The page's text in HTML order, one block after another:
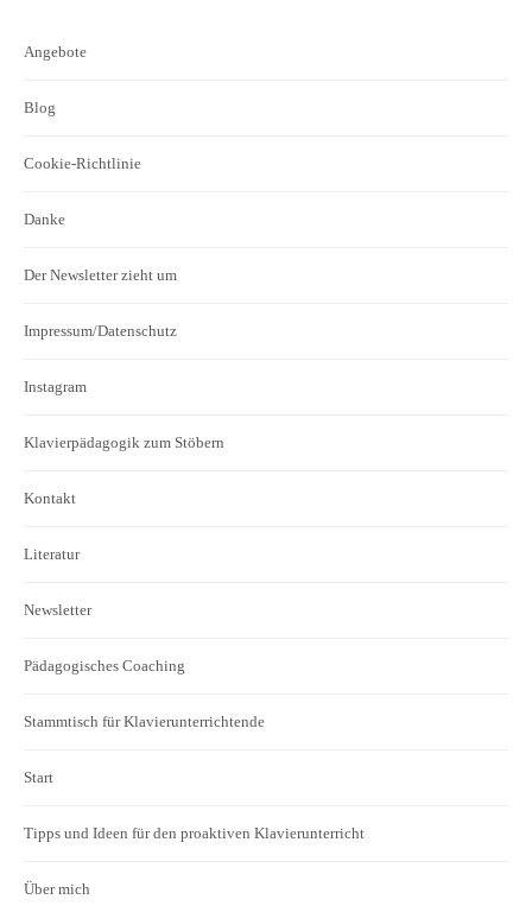
Angebote
Blog
Cookie-Richtlinie
Danke
Der Newsletter zieht um
Impressum/Datenschutz
Instagram
Klavierpädagogik zum Stöbern
Kontakt
Literatur
Newsletter
Pädagogisches Coaching
Stammtisch für Klavierunterrichtende
Start
Tipps und Ideen für den proaktiven Klavierunterricht
Über mich